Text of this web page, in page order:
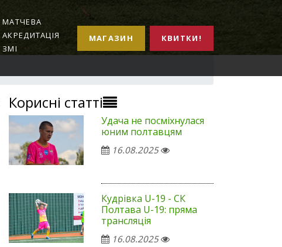
МАТЧЕВА
АКРЕДИТАЦІЯ
ЗМІ
МАГАЗИН КВИТКИ!
Корисні статті
Удача не посміхнулася
юним полтавцям
16.08.2025
Кудрівка U-19 - СК
Полтава U-19: пряма
трансляція
16.08.2025